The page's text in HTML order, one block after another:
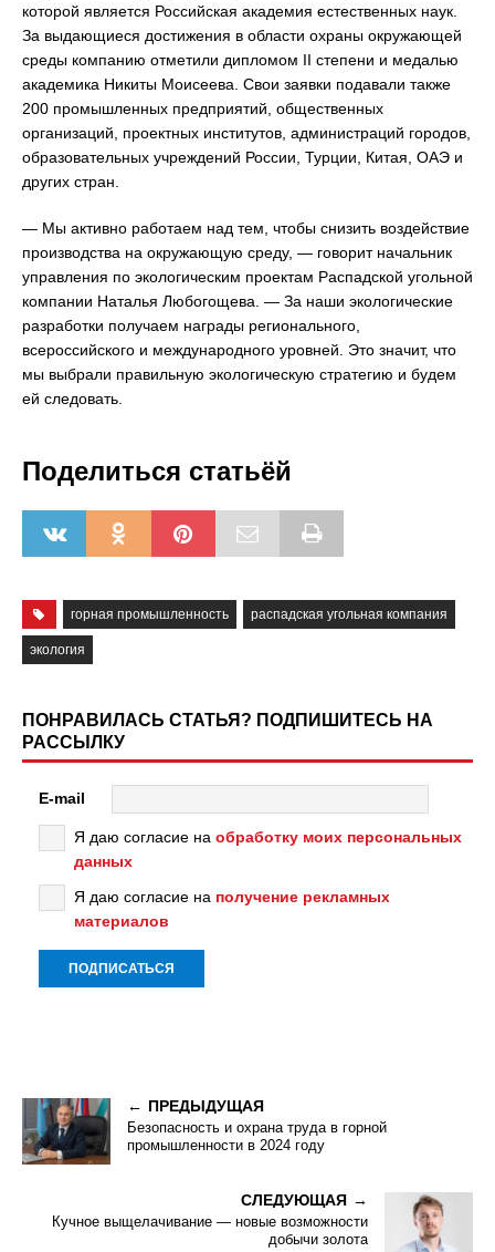
которой является Российская академия естественных наук.
За выдающиеся достижения в области охраны окружающей
среды компанию отметили дипломом II степени и медалью
академика Никиты Моисеева. Свои заявки подавали также
200 промышленных предприятий, общественных
организаций, проектных институтов, администраций городов,
образовательных учреждений России, Турции, Китая, ОАЭ и
других стран.
— Мы активно работаем над тем, чтобы снизить воздействие
производства на окружающую среду, — говорит начальник
управления по экологическим проектам Распадской угольной
компании Наталья Любогощева. — За наши экологические
разработки получаем награды регионального,
всероссийского и международного уровней. Это значит, что
мы выбрали правильную экологическую стратегию и будем
ей следовать.
Поделиться статьёй
горная промышленность распадская угольная компания
экология
ПОНРАВИЛАСЬ СТАТЬЯ? ПОДПИШИТЕСЬ НА
РАССЫЛКУ
E-mail
Я даю согласие на обработку моих персональных
данных
Я даю согласие на получение рекламных
материалов
ПРЕДЫДУЩАЯ
Безопасность и охрана труда в горной
промышленности в 2024 году
СЛЕДУЮЩАЯ
Кучное выщелачивание — новые возможности
добычи золота